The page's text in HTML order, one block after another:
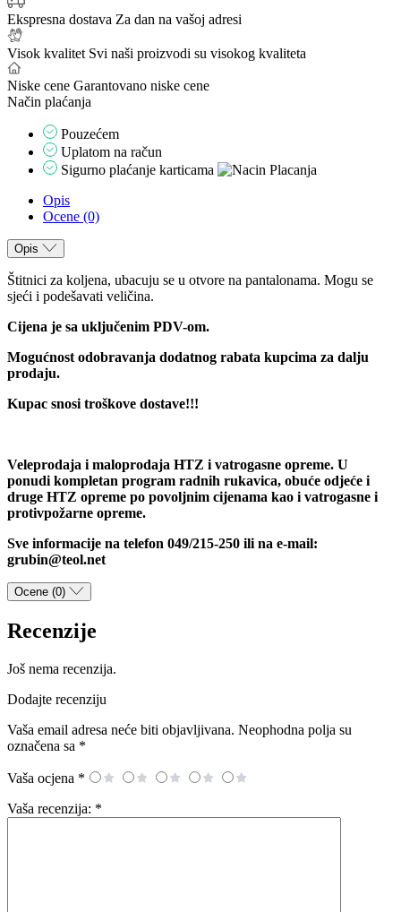
Ekspresna dostava Za dan na vašoj adresi
Visok kvalitet Svi naši proizvodi su visokog kvaliteta
Niske cene Garantovano niske cene
Način plaćanja
Pouzećem
Uplatom na račun
Sigurno plaćanje karticama
Opis
Ocene (0)
Opis
Štitnici za koljena, ubacuju se u otvore na pantalonama. Mogu se
sjeći i podešavati veličina.
Cijena je sa uključenim PDV-om.
Mogućnost odobravanja dodatnog rabata kupcima za dalju
prodaju.
Kupac snosi troškove dostave!!!
Veleprodaja i maloprodaja HTZ i vatrogasne opreme. U
ponudi kompletan program radnih rukavica, obuće odjeće i
druge HTZ opreme po povoljnim cijenama kao i vatrogasne i
protivpožarne opreme.
Sve informacije na telefon 049/215-250 ili na e-mail:
grubin@teol.net
Ocene (0)
Recenzije
Još nema recenzija.
Dodajte recenziju
Vaša email adresa neće biti objavljivana. Neophodna polja su
označena sa *
Vaša ocjena *
Vaša recenzija: *